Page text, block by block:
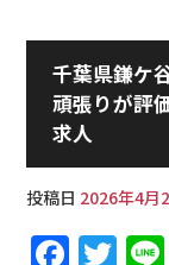
千葉県鎌ケ
頑張りが評
求人
投稿日 2026年4月